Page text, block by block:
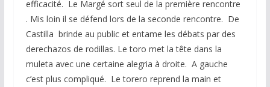
efficacité. Le Margé sort seul de la première rencontre
. Mis loin il se défend lors de la seconde rencontre. De
Castilla brinde au public et entame les débats par des
derechazos de rodillas. Le toro met la tête dans la
muleta avec une certaine alegria à droite. A gauche
c’est plus compliqué. Le torero reprend la main et